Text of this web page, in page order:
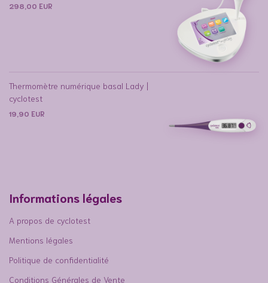
298,00 EUR
Thermomètre numérique basal Lady |
cyclotest
19,90 EUR
Informations légales
A propos de cyclotest
Mentions légales
Politique de confidentialité
Conditions Générales de Vente